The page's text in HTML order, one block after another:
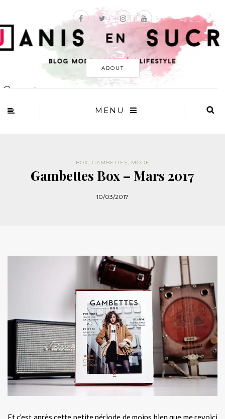
ABOUT
MENU
BOX, GAMBETTES, MODE
Gambettes Box – Mars 2017
10/03/2017
Et c’est après cette petite période de moins bien que me revoici